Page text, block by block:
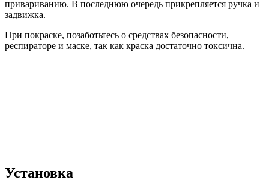
привариванию. В последнюю очередь прикрепляется ручка и
задвижка.
При покраске, позаботьтесь о средствах безопасности,
респираторе и маске, так как краска достаточно токсична.
Установка